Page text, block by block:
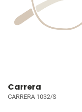
Carrera
CARRERA 1032/S